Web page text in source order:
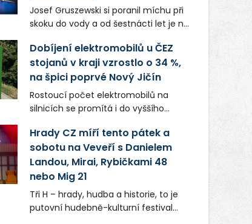
Josef Gruszewski si poranil míchu při
skoku do vody a od šestnácti let je na
mentor České asociace paraplegiků
CZEPA předává své zkušenosti lidem,
kteří se dostali do podobné situace. K
co největší samostatnosti pomáhá
také pacientům hrabyňského
rehabilitačního ústavu.
Dobíjení elektromobilů u ČEZ
stojanů v kraji vzrostlo o 34 %,
na špici poprvé Nový Jičín
Rostoucí počet elektromobilů na
silnicích se promítá i do vyššího
Moravskoslezském kraji. Ve srovnání
se stejným obdobím loňského roku
vzrostl odběr o 34 %. Pomyslná první
příčka v „tankování“ se poprvé v
historii přesunula z Ostravy pod
Beskydy: Nejvytíženější byly stojany u
hypermarketu Tesco v Novém Jičíně,
Hrady CZ míří tento pátek a
sobotu na Veveří s Danielem
Landou, Mirai, Rybičkami 48
nebo Mig 21
Tři H – hrady, hudba a historie, to je
putovní hudebně-kulturní festival